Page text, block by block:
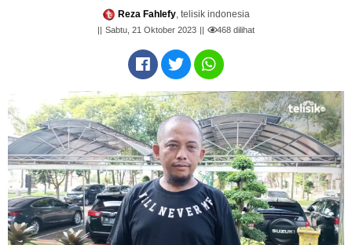
Reza Fahlefy, telisik indonesia
Sabtu, 21 Oktober 2023 468 dilihat